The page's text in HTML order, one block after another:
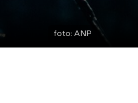
foto: ANP